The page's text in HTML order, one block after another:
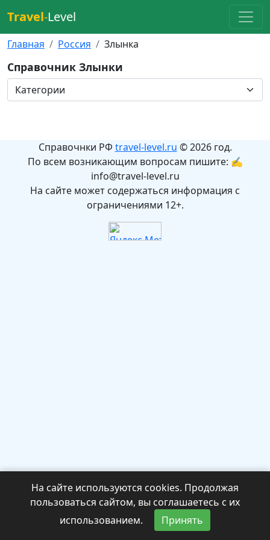
Travel-Level
Главная Россия Злынка
Справочник Злынки
Справочнки РФ travel-level.ru © 2026 год.
По всем возникающим вопросам пишите: ✍
info@travel-level.ru
На сайте может содержаться информация с
ограничениями 12+.
На сайте используются cookies. Продолжая
пользоваться сайтом, вы соглашаетесь с их
использованием.
Принять